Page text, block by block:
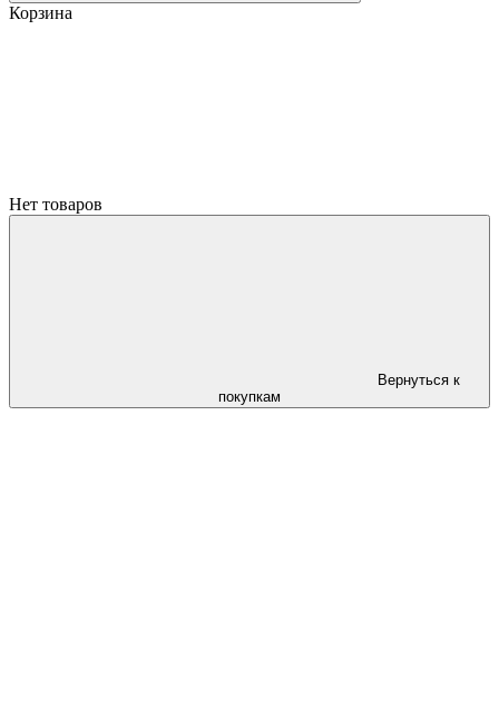
Корзина
Нет товаров
Вернуться к
покупкам